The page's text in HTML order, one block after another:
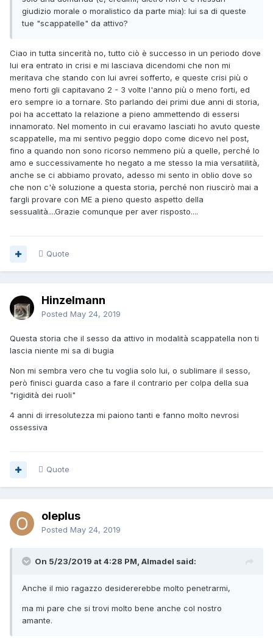
giudizio morale o moralistico da parte mia): lui sa di queste
tue "scappatelle" da attivo?
Ciao in tutta sincerità no, tutto ciò è successo in un periodo dove
lui era entrato in crisi e mi lasciava dicendomi che non mi
meritava che stando con lui avrei sofferto, e queste crisi più o
meno forti gli capitavano 2 - 3 volte l'anno più o meno forti, ed
ero sempre io a tornare. Sto parlando dei primi due anni di storia,
poi ha accettato la relazione a pieno ammettendo di essersi
innamorato. Nel momento in cui eravamo lasciati ho avuto queste
scappatelle, ma mi sentivo peggio dopo come dicevo nel post,
fino a quando non sono ricorso nemmeno più a quelle, perché lo
amo e successivamente ho negato a me stesso la mia versatilità,
anche se ci abbiamo provato, adesso mi sento in oblio dove so
che non c'è soluzione a questa storia, perché non riuscirò mai a
fargli provare con ME a pieno questo aspetto della
sessualità....Grazie comunque per aver risposto....
Quote
Hinzelmann
Posted May 24, 2019
Questa storia che il sesso da attivo in modalità scappatella non ti
lascia niente mi sa di bugia
Non mi sembra vero che tu voglia solo lui, o sublimare il sesso,
però finisci guarda caso a fare il contrario per colpa della sua
"rigidità dei ruoli"
4 anni di irresolutezza mi paiono tanti e fanno molto nevrosi
ossessiva
Quote
oleplus
Posted May 24, 2019
On 5/23/2019 at 4:28 PM, Almadel said:
Anche il mio ragazzo desidererebbe molto penetrarmi,
ma mi pare che si trovi molto bene anche col nostro
amante.